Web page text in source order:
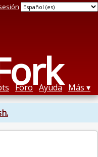
Foro Ayuda Más